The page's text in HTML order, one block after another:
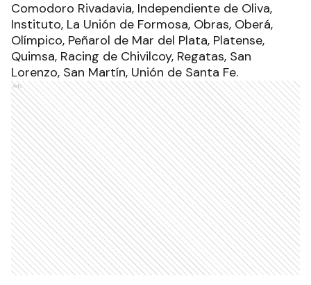
Comodoro Rivadavia, Independiente de Oliva,
Instituto, La Unión de Formosa, Obras, Oberá,
Olímpico, Peñarol de Mar del Plata, Platense,
Quimsa, Racing de Chivilcoy, Regatas, San
Lorenzo, San Martín, Unión de Santa Fe.
Ads